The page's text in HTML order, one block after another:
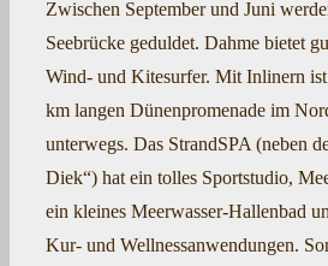
Zwischen September und Juni
Seebrücke geduldet. Dahme bietet
Wind- und Kitesurfer. Mit Inlinern
km langen Dünenpromenade im
unterwegs. Das StrandSPA (neben
Diek“) hat ein tolles Sportstudio,
ein kleines Meerwasser-Hallenbad
Kur- und Wellnessanwendungen.